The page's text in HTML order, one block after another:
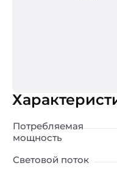
Потребляемая
мощность
Световой поток